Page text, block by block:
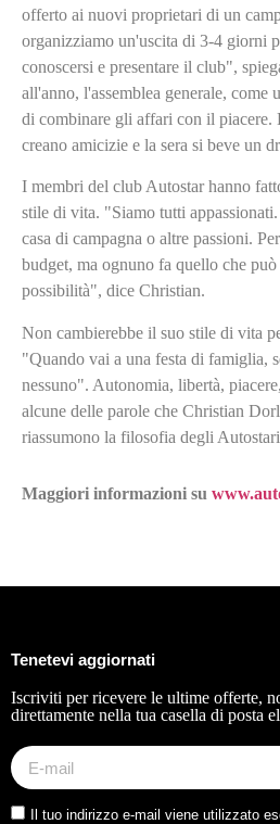
offerto ai nuovi proprietari di un
organizziamo un'uscita di 3-4 giorni
conoscersi e presentare il club",
all'anno, l'assemblea generale, come
di combinare gli affari con il piacere.
creano amicizie e la sera si beve un
I membri del club Autostar hanno
stile di vita. "Siamo tutti
casa di campagna o altre passioni.
budget, ma ognuno fa quello che
possibilità", dice Christian.
Non cambierebbe il suo stile di vita
"Quando vai a una festa di famiglia,
nessuno". Autonomia, libertà,
alcune delle parole che Christian
riassumono la filosofia degli
Maggiori informazioni su
Tenetevi aggiornati
Iscriviti per ricevere le ultime offerte,
direttamente nella tua casella di posta
Il tuo indirizzo e-mail viene utilizzato